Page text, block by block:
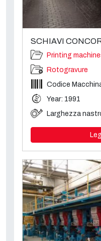
SCHIAVI
Printing
Rotogravure
Codice
Year: 1991
Larghezza